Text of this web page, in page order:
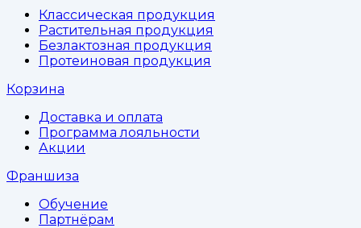
Классическая продукция
Растительная продукция
Безлактозная продукция
Протеиновая продукция
Корзина
Доставка и оплата
Программа лояльности
Акции
Франшиза
Обучение
Партнёрам